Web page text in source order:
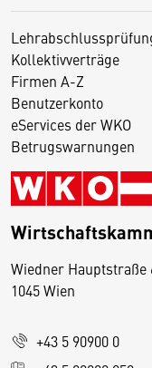
Kollektivverträge
Firmen A-Z
Benutzerkonto
eServices der WKO
Betrugswarnungen
Wiedner Hauptstraße
1045 Wien
+43 5 90900 0
D
s